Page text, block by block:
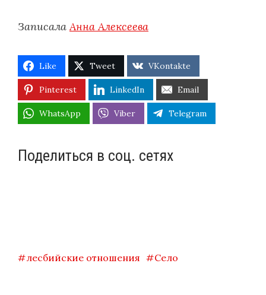
ЗаписалаАнна Алексеева
Like Tweet VKontakte
Pinterest LinkedIn Email
WhatsApp Viber Telegram
Поделиться в соц. сетях
лесбийские отношения Село